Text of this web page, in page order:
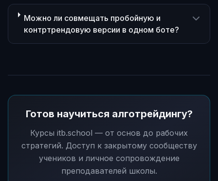
Можно ли совмещать пробойную и
контртрендовую версии в одном боте?
Готов научиться алготрейдингу?
Курсы itb.school — от основ до рабочих
стратегий. Доступ к закрытому сообществу
учеников и личное сопровождение
преподавателей школы.